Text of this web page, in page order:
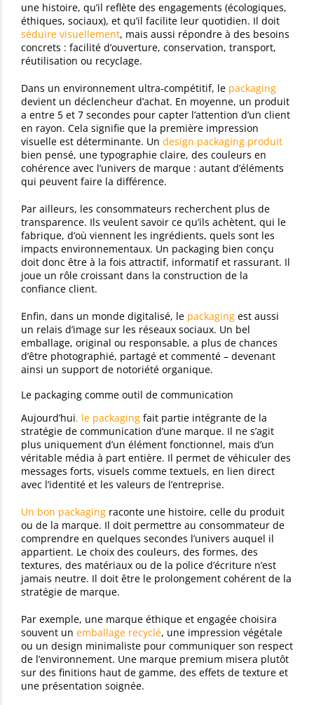
une histoire, qu’il reflète des engagements (écologiques,
éthiques, sociaux), et qu’il facilite leur quotidien. Il doit
séduire visuellement, mais aussi répondre à des besoins
concrets : facilité d’ouverture, conservation, transport,
réutilisation ou recyclage.
Dans un environnement ultra-compétitif, le packaging
devient un déclencheur d’achat. En moyenne, un produit
a entre 5 et 7 secondes pour capter l’attention d’un client
en rayon. Cela signifie que la première impression
visuelle est déterminante. Un design packaging produit
bien pensé, une typographie claire, des couleurs en
cohérence avec l’univers de marque : autant d’éléments
qui peuvent faire la différence.
Par ailleurs, les consommateurs recherchent plus de
transparence. Ils veulent savoir ce qu’ils achètent, qui le
fabrique, d’où viennent les ingrédients, quels sont les
impacts environnementaux. Un packaging bien conçu
doit donc être à la fois attractif, informatif et rassurant. Il
joue un rôle croissant dans la construction de la
confiance client.
Enfin, dans un monde digitalisé, le packaging est aussi
un relais d’image sur les réseaux sociaux. Un bel
emballage, original ou responsable, a plus de chances
d’être photographié, partagé et commenté – devenant
ainsi un support de notoriété organique.
Le packaging comme outil de communication
Aujourd’hui, le packaging fait partie intégrante de la
stratégie de communication d’une marque. Il ne s’agit
plus uniquement d’un élément fonctionnel, mais d’un
véritable média à part entière. Il permet de véhiculer des
messages forts, visuels comme textuels, en lien direct
avec l’identité et les valeurs de l’entreprise.
Un bon packaging raconte une histoire, celle du produit
ou de la marque. Il doit permettre au consommateur de
comprendre en quelques secondes l’univers auquel il
appartient. Le choix des couleurs, des formes, des
textures, des matériaux ou de la police d’écriture n’est
jamais neutre. Il doit être le prolongement cohérent de la
stratégie de marque.
Par exemple, une marque éthique et engagée choisira
souvent un emballage recyclé, une impression végétale
ou un design minimaliste pour communiquer son respect
de l’environnement. Une marque premium misera plutôt
sur des finitions haut de gamme, des effets de texture et
une présentation soignée.